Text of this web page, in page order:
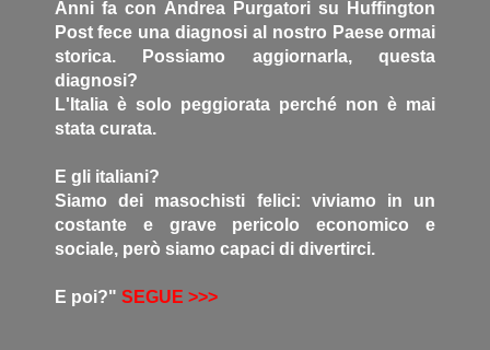
Anni fa con Andrea Purgatori su Huffington
Post fece una diagnosi al nostro Paese ormai
storica. Possiamo aggiornarla, questa
diagnosi?
L'Italia è solo peggiorata perché non è mai
stata curata.
E gli italiani?
Siamo dei masochisti felici: viviamo in un
costante e grave pericolo economico e
sociale, però siamo capaci di divertirci.
E poi?" SEGUE >>>